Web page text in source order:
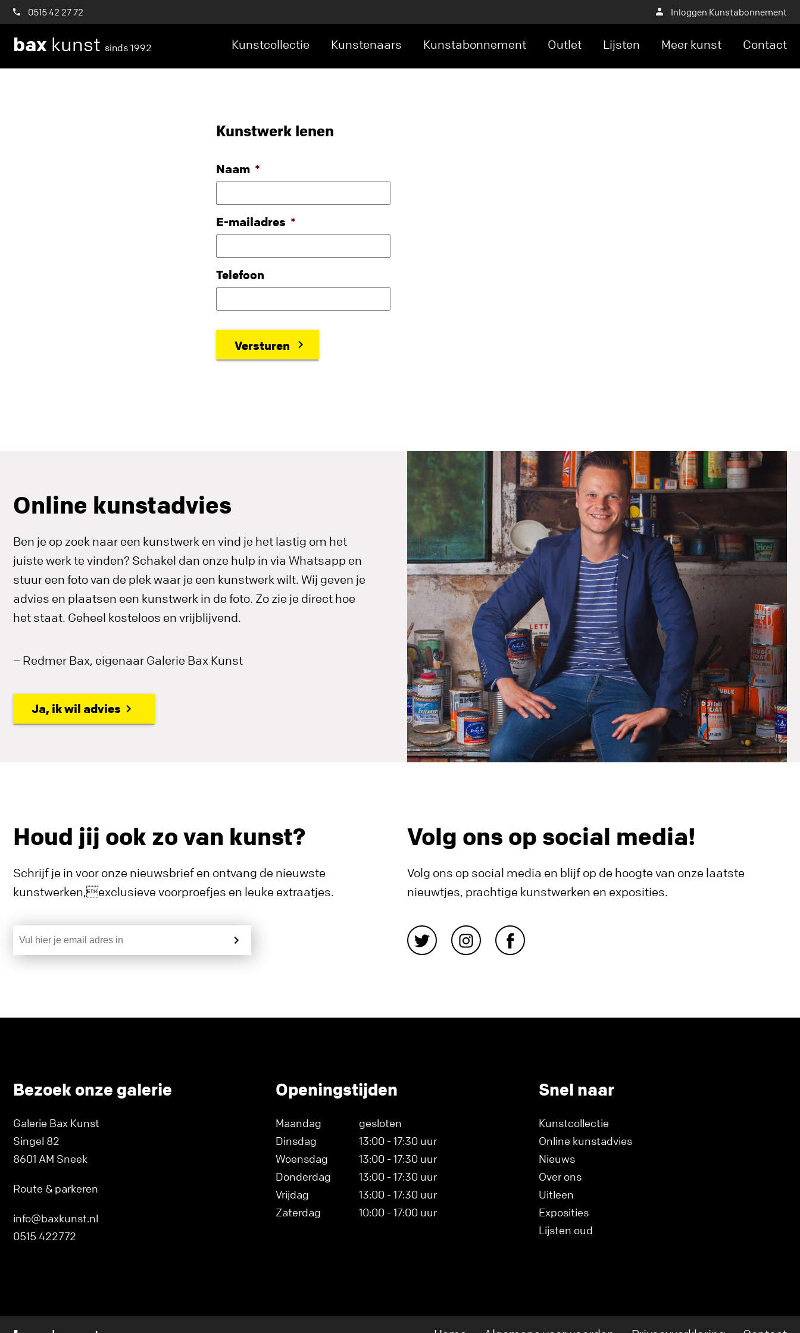
0515 42 27 72 Inloggen Kunstabonnement
bax kunst sinds 1992 Kunstcollectie Kunstenaars Kunstabonnement Outlet Lijsten Meer kunst Contact
Kunstwerk lenen
Naam *
E-mailadres *
Telefoon
Online kunstadvies
Ben je op zoek naar een kunstwerk en vind je het lastig om het
juiste werk te vinden? Schakel dan onze hulp in via Whatsapp en
stuur een foto van de plek waar je een kunstwerk wilt. Wij geven je
advies en plaatsen een kunstwerk in de foto. Zo zie je direct hoe
het staat. Geheel kosteloos en vrijblijvend.
– Redmer Bax, eigenaar Galerie Bax Kunst
Ja, ik wil advies
Houd jij ook zo van kunst?
Schrijf je in voor onze nieuwsbrief en ontvang de nieuwste
kunstwerken,exclusieve voorproefjes en leuke extraatjes.
Volg ons op social media!
Volg ons op social media en blijf op de hoogte van onze laatste
nieuwtjes, prachtige kunstwerken en exposities.
Bezoek onze galerie
Galerie Bax Kunst
Singel 82
8601 AM Sneek
Route & parkeren
info@baxkunst.nl
0515 422772
Openingstijden
Maandag
gesloten
Dinsdag
13:00 - 17:30 uur
Woensdag
13:00 - 17:30 uur
Donderdag
13:00 - 17:30 uur
Vrijdag
13:00 - 17:30 uur
Zaterdag
10:00 - 17:00 uur
Snel naar
Kunstcollectie
Online kunstadvies
Nieuws
Over ons
Uitleen
Exposities
Lijsten oud